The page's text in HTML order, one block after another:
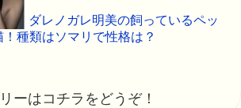
ダレノガレ明美の飼っているペッ
！種類はソマリで性格は？
ーはコチラをどうぞ！